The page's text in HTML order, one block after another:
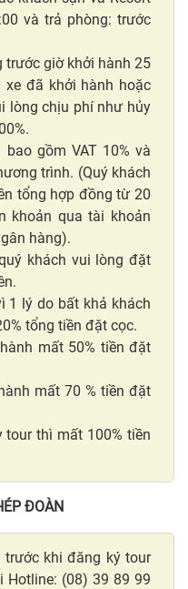
và trả phòng: trước
trước giờ khởi hành 25
xe đã khởi hành hoặc
lòng chịu phí như hủy
gồm VAT 10% và
trình. (Quý khách
tổng hợp đồng từ 20
khoản qua tài khoản
hàng).
khách vui lòng đặt
1 lý do bất khả khách
tổng tiền đặt cọc.
mất 50% tiền đặt
mất 70 % tiền đặt
thì mất 100% tiền
ĐOÀN
khi đăng ký tour
Hotline: (08) 39 89 99